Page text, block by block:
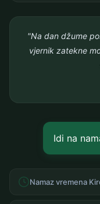
"Na dan džume
vjernik zatekne
Idi na
Namaz vremena